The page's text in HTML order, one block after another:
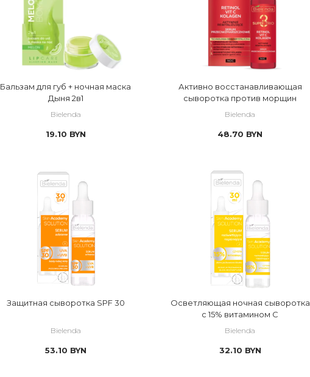
Бальзам для губ + ночная маска
Дыня 2в1
Bielenda
19.10 BYN
Активно восстанавливающая
сыворотка против морщин
Bielenda
48.70 BYN
Защитная сыворотка SPF 30
Bielenda
53.10 BYN
Осветляющая ночная сыворотка
с 15% витамином С
Bielenda
32.10 BYN